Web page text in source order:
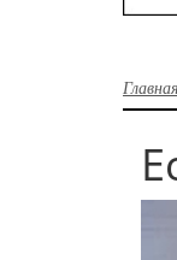
Главная